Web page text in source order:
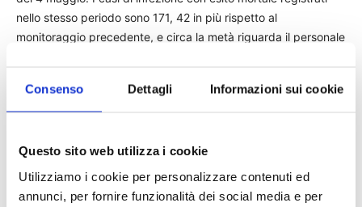
Consenso Dettagli Informazioni sui cookie
Questo sito web utilizza i cookie
Utilizziamo i cookie per personalizzare contenuti ed
annunci, per fornire funzionalità dei social media e per
nello stesso periodo sono 171, 42 in più rispetto al
monitoraggio precedente, e circa la metà riguarda il personale
emerge dal terzo report sui contagi sul lavoro da Covid-19.
© Riproduzione riservata
Fonte: